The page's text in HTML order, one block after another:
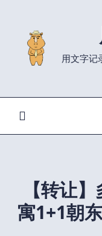
content
用文字记
【转让
寓1+1朝